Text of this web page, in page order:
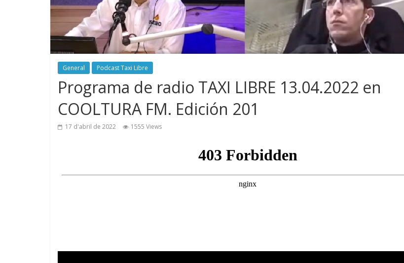
General Podcast Taxi Libre
Programa de radio TAXI LIBRE 13.04.2022 en
COOLTURA FM. Edición 201
17 d'abril de 2022 1555 Views